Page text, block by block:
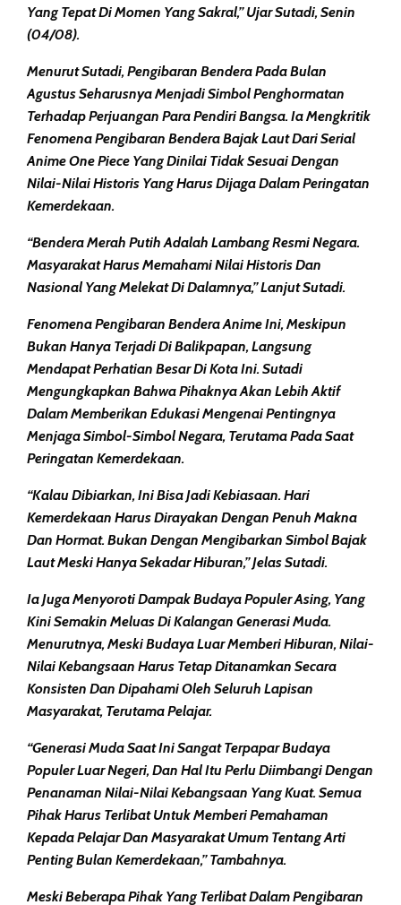
Yang Tepat Di Momen Yang Sakral,” Ujar Sutadi, Senin
(04/08).
Menurut Sutadi, Pengibaran Bendera Pada Bulan
Agustus Seharusnya Menjadi Simbol Penghormatan
Terhadap Perjuangan Para Pendiri Bangsa. Ia Mengkritik
Fenomena Pengibaran Bendera Bajak Laut Dari Serial
AnimeOne Piece Yang Dinilai Tidak Sesuai Dengan
Nilai-Nilai Historis Yang Harus Dijaga Dalam Peringatan
Kemerdekaan.
“Bendera Merah Putih Adalah Lambang Resmi Negara.
Masyarakat Harus Memahami Nilai Historis Dan
Nasional Yang Melekat Di Dalamnya,” Lanjut Sutadi.
Fenomena Pengibaran Bendera Anime Ini, Meskipun
Bukan Hanya Terjadi Di Balikpapan, Langsung
Mendapat Perhatian Besar Di Kota Ini. Sutadi
Mengungkapkan Bahwa Pihaknya Akan Lebih Aktif
Dalam Memberikan Edukasi Mengenai Pentingnya
Menjaga Simbol-Simbol Negara, Terutama Pada Saat
Peringatan Kemerdekaan.
“Kalau Dibiarkan, Ini Bisa Jadi Kebiasaan. Hari
Kemerdekaan Harus Dirayakan Dengan Penuh Makna
Dan Hormat. Bukan Dengan Mengibarkan Simbol Bajak
Laut Meski Hanya Sekadar Hiburan,” Jelas Sutadi.
Ia Juga Menyoroti Dampak Budaya Populer Asing, Yang
Kini Semakin Meluas Di Kalangan Generasi Muda.
Menurutnya, Meski Budaya Luar Memberi Hiburan, Nilai-
Nilai Kebangsaan Harus Tetap Ditanamkan Secara
Konsisten Dan Dipahami Oleh Seluruh Lapisan
Masyarakat, Terutama Pelajar.
“Generasi Muda Saat Ini Sangat Terpapar Budaya
Populer Luar Negeri, Dan Hal Itu Perlu Diimbangi Dengan
Penanaman Nilai-Nilai Kebangsaan Yang Kuat. Semua
Pihak Harus Terlibat Untuk Memberi Pemahaman
Kepada Pelajar Dan Masyarakat Umum Tentang Arti
Penting Bulan Kemerdekaan,” Tambahnya.
Meski Beberapa Pihak Yang Terlibat Dalam Pengibaran